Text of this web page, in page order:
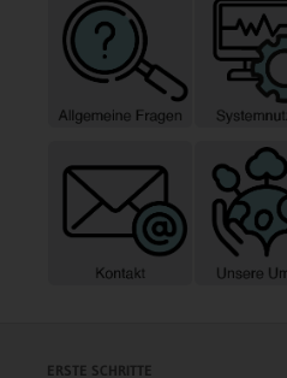
ERSTE SCHRITTE